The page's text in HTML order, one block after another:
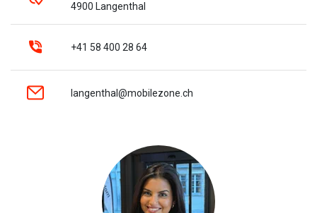
4900 Langenthal
+41 58 400 28 64
langenthal@mobilezone.ch